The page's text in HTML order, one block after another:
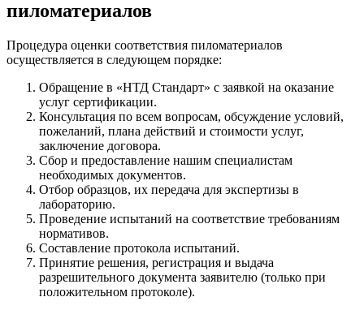
пиломатериалов
Процедура оценки соответствия пиломатериалов
осуществляется в следующем порядке:
Обращение в «НТД Стандарт» с заявкой на оказание
услуг сертификации.
Консультация по всем вопросам, обсуждение условий,
пожеланий, плана действий и стоимости услуг,
заключение договора.
Сбор и предоставление нашим специалистам
необходимых документов.
Отбор образцов, их передача для экспертизы в
лабораторию.
Проведение испытаний на соответствие требованиям
нормативов.
Составление протокола испытаний.
Принятие решения, регистрация и выдача
разрешительного документа заявителю (только при
положительном протоколе).